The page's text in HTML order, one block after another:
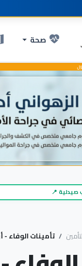
صحة
صيدلية 📍
تأمينات الوفاء